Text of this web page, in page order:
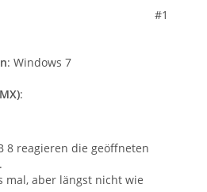
#1
: Windows 7
:
8 reagieren die geöffneten
mal, aber längst nicht wie